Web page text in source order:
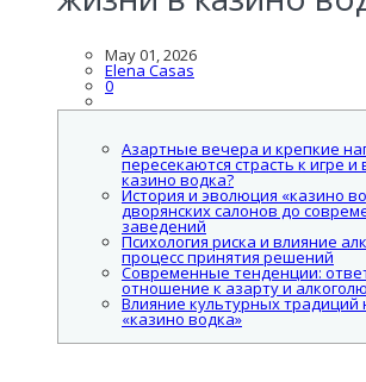
May 01, 2026
Elena Casas
0
Азартные вечера и крепкие
пересекаются страсть к игре и
казино водка?
История и эволюция «казино
дворянских салонов до
заведений
Психология риска и влияние
процесс принятия решений
Современные тенденции:
отношение к азарту и
Влияние культурных традиций
«казино водка»